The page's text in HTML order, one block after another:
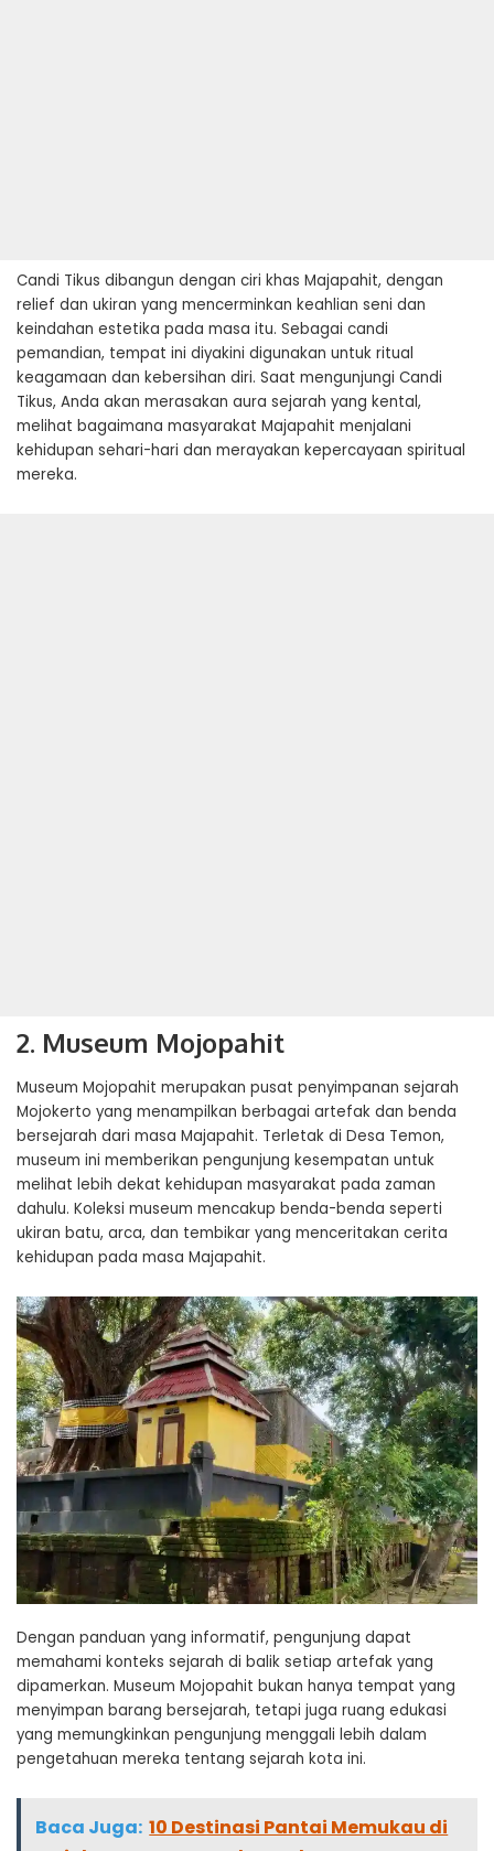
Candi Tikus dibangun dengan ciri khas Majapahit, dengan
relief dan ukiran yang mencerminkan keahlian seni dan
keindahan estetika pada masa itu. Sebagai candi
pemandian, tempat ini diyakini digunakan untuk ritual
keagamaan dan kebersihan diri. Saat mengunjungi Candi
Tikus, Anda akan merasakan aura sejarah yang kental,
melihat bagaimana masyarakat Majapahit menjalani
kehidupan sehari-hari dan merayakan kepercayaan spiritual
mereka.
2. Museum Mojopahit
Museum Mojopahit merupakan pusat penyimpanan sejarah
Mojokerto yang menampilkan berbagai artefak dan benda
bersejarah dari masa Majapahit. Terletak di Desa Temon,
museum ini memberikan pengunjung kesempatan untuk
melihat lebih dekat kehidupan masyarakat pada zaman
dahulu. Koleksi museum mencakup benda-benda seperti
ukiran batu, arca, dan tembikar yang menceritakan cerita
kehidupan pada masa Majapahit.
Dengan panduan yang informatif, pengunjung dapat
memahami konteks sejarah di balik setiap artefak yang
dipamerkan. Museum Mojopahit bukan hanya tempat yang
menyimpan barang bersejarah, tetapi juga ruang edukasi
yang memungkinkan pengunjung menggali lebih dalam
pengetahuan mereka tentang sejarah kota ini.
Baca Juga: 10 Destinasi Pantai Memukau di